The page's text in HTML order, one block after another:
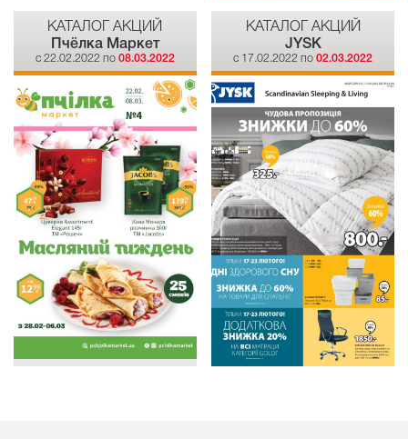
КАТАЛОГ АКЦИЙ
Пчёлка Маркет
c 22.02.2022 по 08.03.2022
КАТАЛОГ АКЦИЙ
JYSK
c 17.02.2022 по02.03.2022